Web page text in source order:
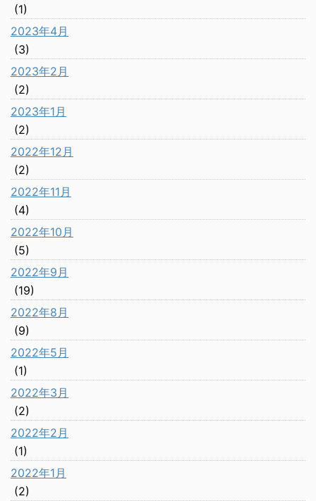
(1)
2023年4月
(3)
2023年2月
(2)
2023年1月
(2)
2022年12月
(2)
2022年11月
(4)
2022年10月
(5)
2022年9月
(19)
2022年8月
(9)
2022年5月
(1)
2022年3月
(2)
2022年2月
(1)
2022年1月
(2)